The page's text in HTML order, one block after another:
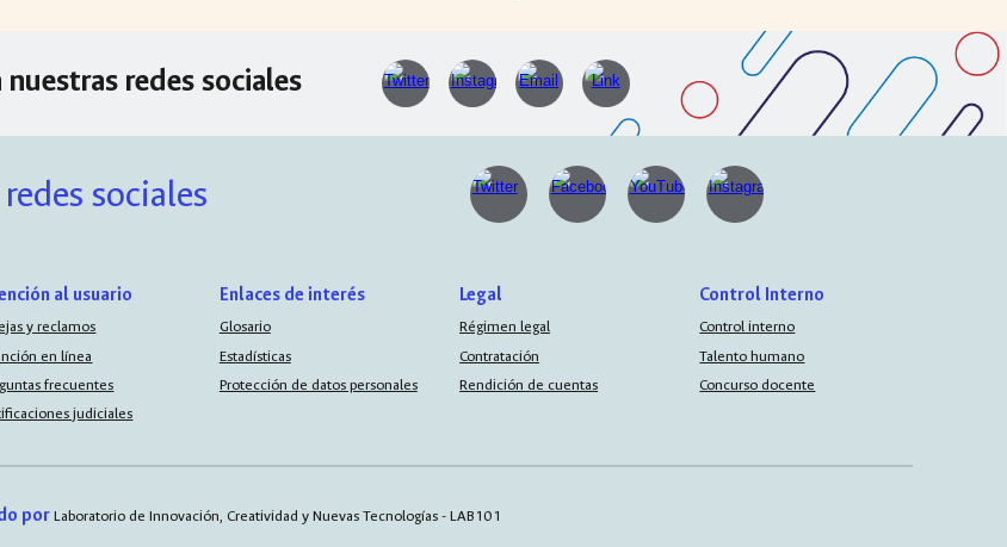
nuestras redes sociales
sociales
al usuario
y reclamos
en línea
frecuentes
judiciales
Enlaces de interés
Glosario
Estadísticas
Protección de datos personales
Legal
Régimen legal
Contratación
Rendición de cuentas
Control Interno
Control interno
Talento humano
Concurso docente
por Laboratorio de Innovación, Creatividad y Nuevas Tecnologías - LAB101